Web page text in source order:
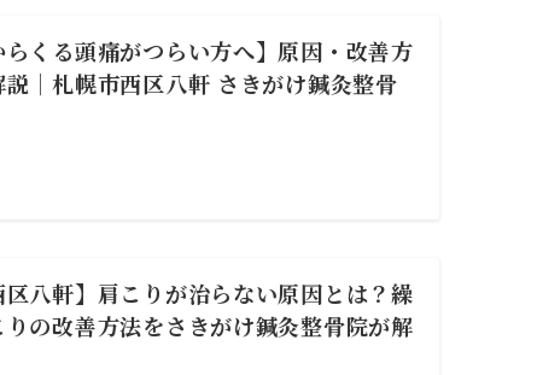
らくる頭痛がつらい方へ】原因・改善方
｜札幌市西区八軒 さきがけ鍼灸整骨
区八軒】肩こりが治らない原因とは？繰
りの改善方法をさきがけ鍼灸整骨院が解